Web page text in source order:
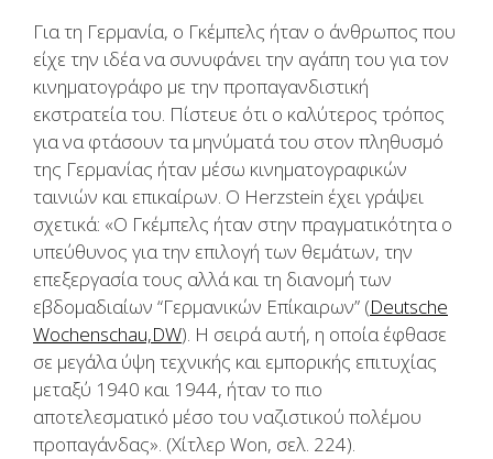
Για τη Γερμανία, ο Γκέμπελς ήταν ο άνθρωπος που
είχε την ιδέα να συνυφάνει την αγάπη του για τον
κινηματογράφο με την προπαγανδιστική
εκστρατεία του. Πίστευε ότι ο καλύτερος τρόπος
για να φτάσουν τα μηνύματά του στον πληθυσμό
της Γερμανίας ήταν μέσω κινηματογραφικών
ταινιών και επικαίρων. Ο Herzstein έχει γράψει
σχετικά: «Ο Γκέμπελς ήταν στην πραγματικότητα ο
υπεύθυνος για την επιλογή των θεμάτων, την
επεξεργασία τους αλλά και τη διανομή των
εβδομαδιαίων “Γερμανικών Επίκαιρων” (Deutsche
Wochenschau,DW). Η σειρά αυτή, η οποία έφθασε
σε μεγάλα ύψη τεχνικής και εμπορικής επιτυχίας
μεταξύ 1940 και 1944, ήταν το πιο
αποτελεσματικό μέσο του ναζιστικού πολέμου
προπαγάνδας». (Χίτλερ Won, σελ. 224).